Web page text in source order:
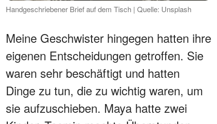
Handgeschriebener Brief auf dem Tisch | Quelle: Unsplash
Meine Geschwister hingegen hatten ihre
eigenen Entscheidungen getroffen. Sie
waren sehr beschäftigt und hatten
Dinge zu tun, die zu wichtig waren, um
sie aufzuschieben. Maya hatte zwei